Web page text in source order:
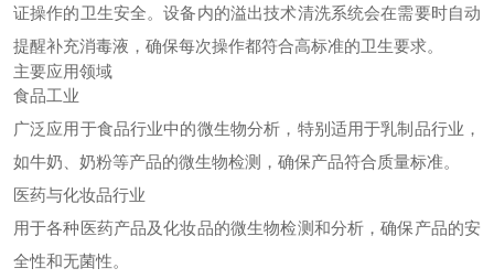
证操作的卫生安全。设备内的溢出技术清洗系统会在需要时自动
提醒补充消毒液，确保每次操作都符合高标准的卫生要求。
主要应用领域
食品工业
广泛应用于食品行业中的微生物分析，特别适用于乳制品行业，
如牛奶、奶粉等产品的微生物检测，确保产品符合质量标准。
医药与化妆品行业
用于各种医药产品及化妆品的微生物检测和分析，确保产品的安
全性和无菌性。